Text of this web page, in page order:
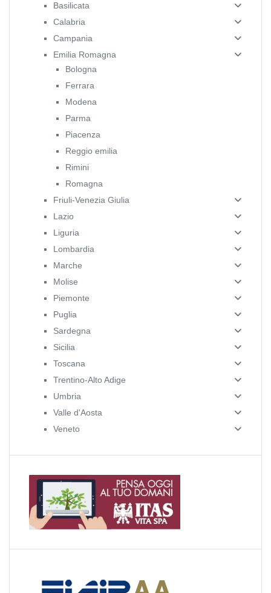
Basilicata
Calabria
Campania
Emilia Romagna
Bologna
Ferrara
Modena
Parma
Piacenza
Reggio emilia
Rimini
Romagna
Friuli-Venezia Giulia
Lazio
Liguria
Lombardia
Marche
Molise
Piemonte
Puglia
Sardegna
Sicilia
Toscana
Trentino-Alto Adige
Umbria
Valle d'Aosta
Veneto